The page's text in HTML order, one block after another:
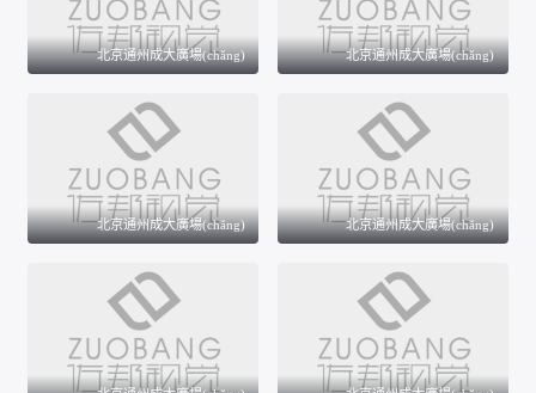
北京通州成大廣場(chǎng) 北京通州成大廣場(chǎng)
北京通州成大廣場(chǎng) 北京通州成大廣場(chǎng)